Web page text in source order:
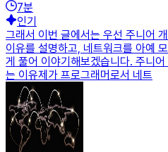
7분
인기
그래서 이번 글에서는 우선 주니어
이유를 설명하고, 네트워크를 아예
게 풀어 이야기해보겠습니다. 주니
는 이유제가 프로그래머로서 네트